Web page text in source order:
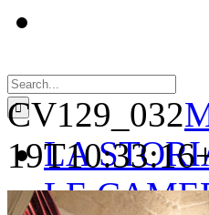
for:
LA
LE
CV129_032